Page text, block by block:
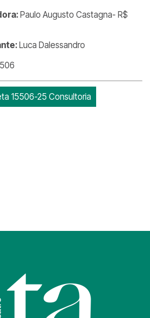
Paulo Augusto Castagna- R$
Luca Dalessandro
15506-25 Consultoria